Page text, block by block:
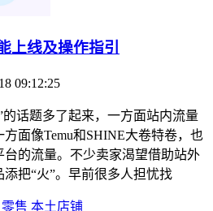
上线及操作指引​
09:12:25
的话题多了起来，一方面站内流量
面像Temu和SHINE大卷特卷，也
台的流量。不少卖家渴望借助站外
把“火”。早前很多人担忧找
零售 本土店铺